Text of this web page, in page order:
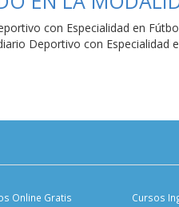
con Especialidad en
Deportivo con Especialidad
Online Gratis
Cursos